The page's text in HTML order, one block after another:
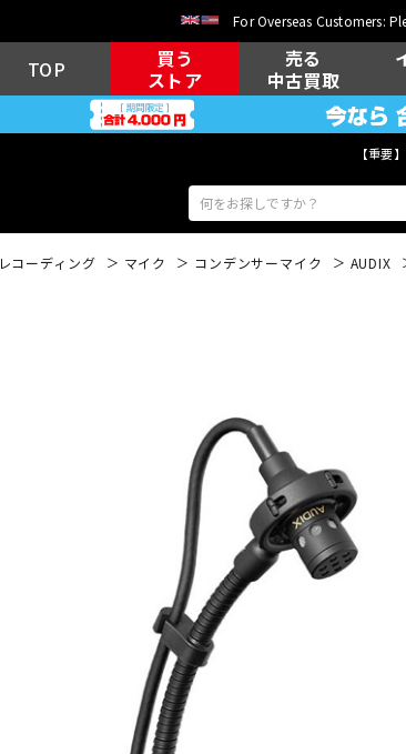
For Overseas Customers:
TOP
買う
ストア
売る
中古買取
【重要
電子ピアノ
DTM
ヴィンテージ
レコーディング マイク コンデンサーマイク AUDIX